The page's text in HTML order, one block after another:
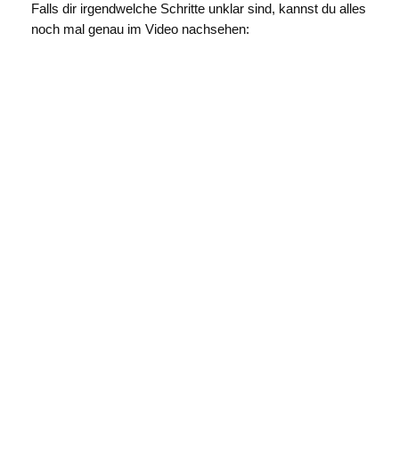
Falls dir irgendwelche Schritte unklar sind, kannst du alles
noch mal genau im Video nachsehen: